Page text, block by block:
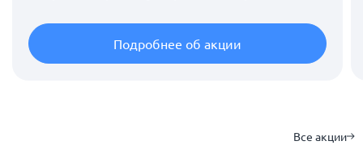
Подробнее об акции
Все акции